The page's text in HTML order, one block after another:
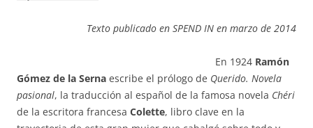
Texto publicado en SPEND IN en marzo de 2014
En 1924 Ramón
Gómez de la Serna escribe el prólogo de Querido. Novela
pasional, la traducción al español de la famosa novela Chéri
de la escritora francesa Colette, libro clave en la